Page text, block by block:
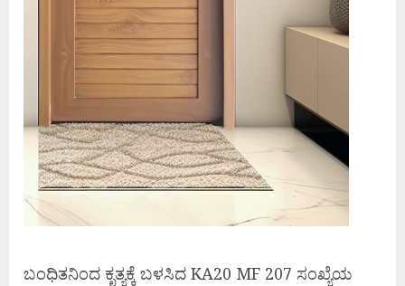
ಬಂಧಿತನಿಂದ ಕೃತ್ಯಕ್ಕೆ ಬಳಸಿದ KA20 MF 207 ಸಂಖ್ಯೆಯ